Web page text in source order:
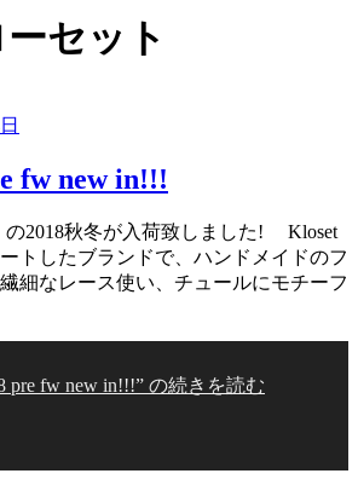
セット
fw new in!!!
の2018秋冬が入荷致しました! Kloset
トしたブランドで、ハンドメイドのフ
細なレース使い、チュールにモチーフ
pre fw new in!!!” の続きを読む